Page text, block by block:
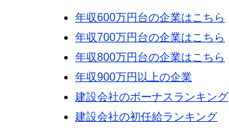
年収600万円台の企業はこちら
年収700万円台の企業はこちら
年収800万円台の企業はこちら
年収900万円以上の企業
建設会社のボーナスランキング
建設会社の初任給ランキング